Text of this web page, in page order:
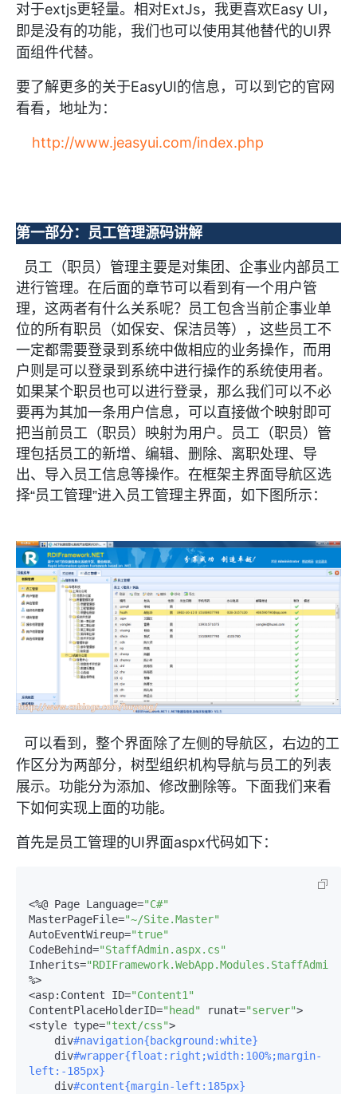
对于extjs更轻量。相对ExtJs，我更喜欢Easy UI，
即是没有的功能，我们也可以使用其他替代的UI界
面组件代替。
要了解更多的关于EasyUI的信息，可以到它的官网
看看，地址为：
http://www.jeasyui.com/index.php
第一部分：员工管理源码讲解
员工（职员）管理主要是对集团、企事业内部员工
进行管理。在后面的章节可以看到有一个用户管
理，这两者有什么关系呢？员工包含当前企事业单
位的所有职员（如保安、保洁员等），这些员工不
一定都需要登录到系统中做相应的业务操作，而用
户则是可以登录到系统中进行操作的系统使用者。
如果某个职员也可以进行登录，那么我们可以不必
要再为其加一条用户信息，可以直接做个映射即可
把当前员工（职员）映射为用户。员工（职员）管
理包括员工的新增、编辑、删除、离职处理、导
出、导入员工信息等操作。在框架主界面导航区选
择“员工管理”进入员工管理主界面，如下图所示：
可以看到，整个界面除了左侧的导航区，右边的工
作区分为两部分，树型组织机构导航与员工的列表
展示。功能分为添加、修改删除等。下面我们来看
下如何实现上面的功能。
首先是员工管理的UI界面aspx代码如下：
<%@ Page Language="C#"
MasterPageFile="~/Site.Master"
AutoEventWireup="true"
CodeBehind="StaffAdmin.aspx.cs"
Inherits="RDIFramework.WebApp.Modules.StaffAdmin"
%>
<asp:Content ID="Content1"
ContentPlaceHolderID="head" runat="server">
<style type="text/css">
    div
#navigation{background:white}
    div
#wrapper{float:right;width:100%;margin-
left:-185px}
    div
#content{margin-left:185px}